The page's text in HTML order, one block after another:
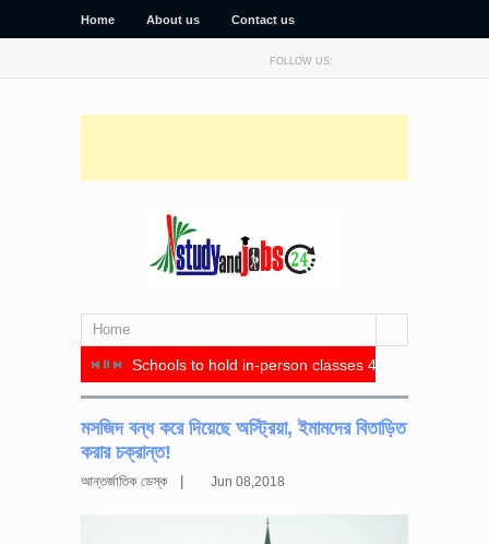
Home About us Contact us
FOLLOW US:
Home
মধ্যে সমঝোতা স্মারক স্বাক্ষরSchools to hold in-person classes 4 days a week,
মসজিদ বন্ধ করে দিয়েছে অস্ট্রিয়া, ইমামদের বিতাড়িত
করার চক্রান্ত!
আন্তর্জাতিক ডেস্ক | Jun 08,2018